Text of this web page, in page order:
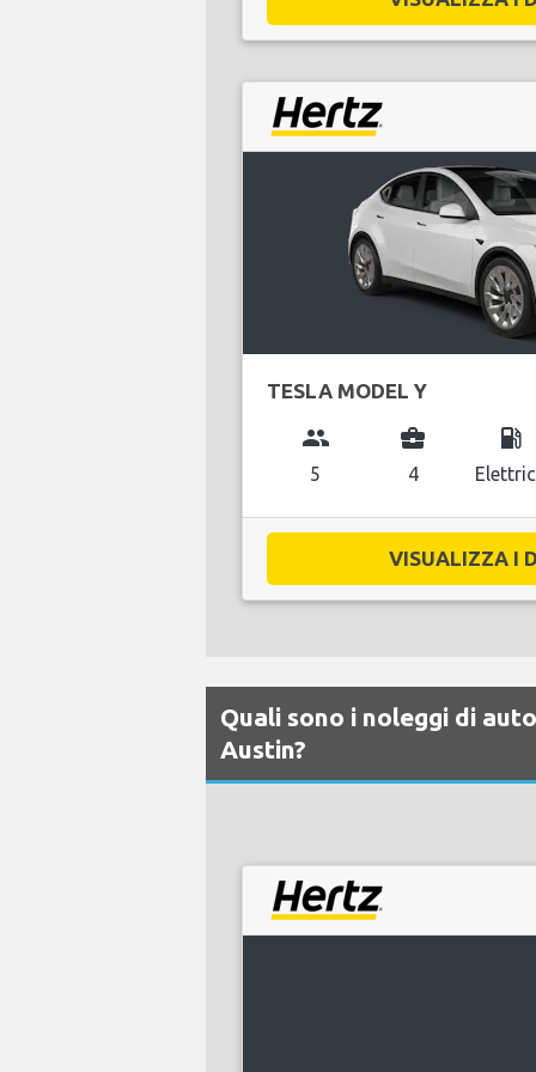
TESLA MODEL Y
group
5
business_center
4
local_gas_station
VISUALIZZA I
Quali sono i noleggi di
Austin?